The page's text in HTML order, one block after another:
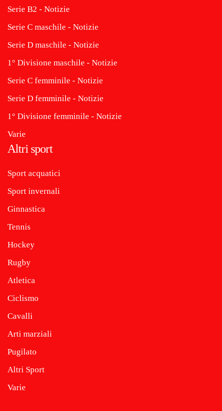
Serie B2 - Notizie
Serie C maschile - Notizie
Serie D maschile - Notizie
1° Divisione maschile - Notizie
Serie C femminile - Notizie
Serie D femminile - Notizie
1° Divisione femminile - Notizie
Varie
Altri sport
Sport acquatici
Sport invernali
Ginnastica
Tennis
Hockey
Rugby
Atletica
Ciclismo
Cavalli
Arti marziali
Pugilato
Altri Sport
Varie